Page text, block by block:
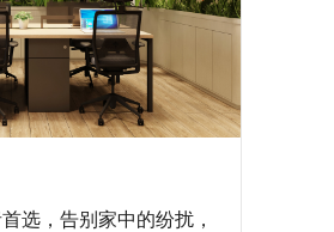
选，告别家中的纷扰，